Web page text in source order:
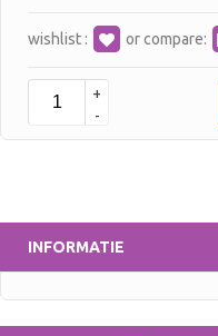
wishlist : or compare:
+
-
INFORMATIE